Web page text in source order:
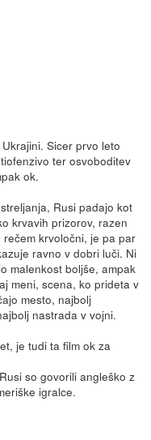
Sicer prvo leto
ter osvoboditev
ok.
Rusi padajo kot
krvavih prizorov, razen
krvoločni, je pa par
ravno v dobri luči. Ni
malenkost boljše, ampak
meni, scena, ko prideta v
mesto, najbolj
nastrada v vojni.
je tudi ta film ok za
so govorili angleško z
igralce.